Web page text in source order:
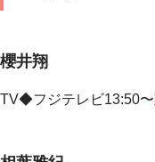
櫻井翔
TV◆フジテレビ13:50〜